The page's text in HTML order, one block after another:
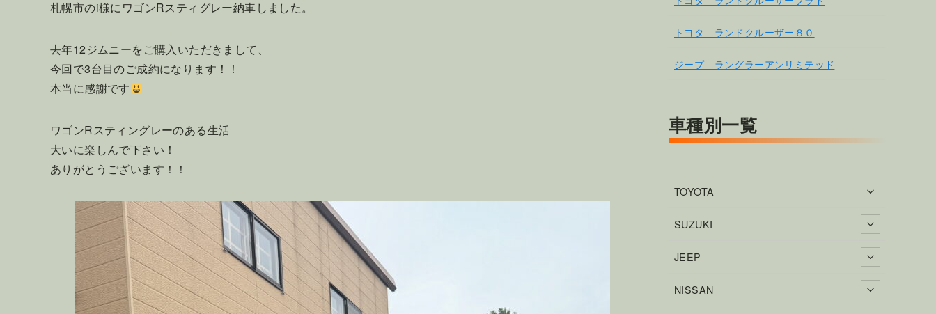
札幌市のi様にワゴンRスティグレー納車しました。
去年12ジムニーをご購入いただきまして、
今回で3台目のご成約になります！！
本当に感謝です
ワゴンRスティングレーのある生活
大いに楽しんで下さい！
ありがとうございます！！
トヨタ ランドクルーザー８０
ジープ ラングラーアンリミテッド
車種別一覧
TOYOTA
SUZUKI
JEEP
NISSAN